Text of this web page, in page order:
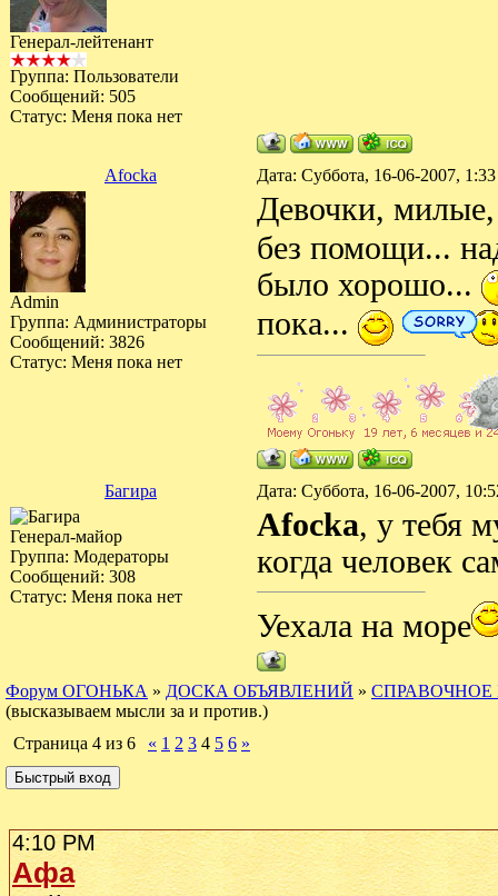
Генерал-лейтенант
Группа: Пользователи
Сообщений: 505
Статус: Меня пока нет
Afocka Дата: Суббота, 16-06-2007,
Admin
Группа: Администраторы
Сообщений: 3826
Статус: Меня пока нет
Девочки,
без помощи...
было хорошо...
пока...
Багира Дата: Суббота, 16-06-2007,
Генерал-майор
Группа: Модераторы
Сообщений: 308
Статус: Меня пока нет
Afocka, у тебя
когда человек
Уехала на море
Форум ОГОНЬКА » ДОСКА ОБЪЯВЛЕНИЙ »
(высказываем мысли за и против.)
Страница 4 из 6 « 1 2 3 4 5 6 »